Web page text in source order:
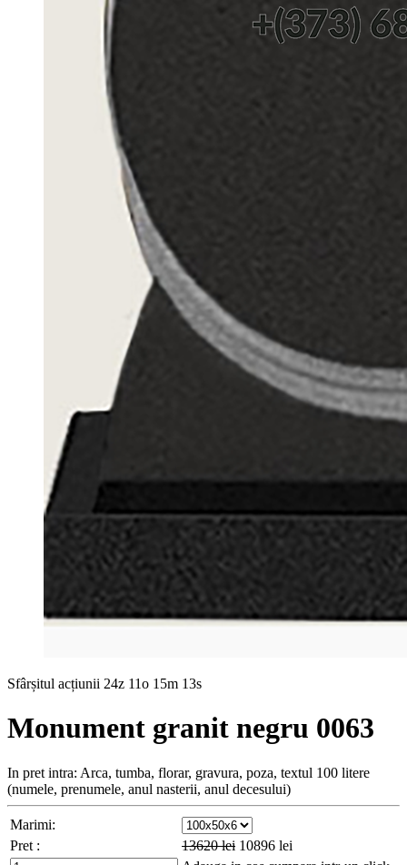
Sfârșitul acțiunii 24z 11o 15m 12s
Monument granit negru 0063
In pret intra: Arca, tumba, florar, gravura, poza, textul 100 litere
(numele, prenumele, anul nasterii, anul decesului)
Marimi:
Pret :
13620lei 10896 lei